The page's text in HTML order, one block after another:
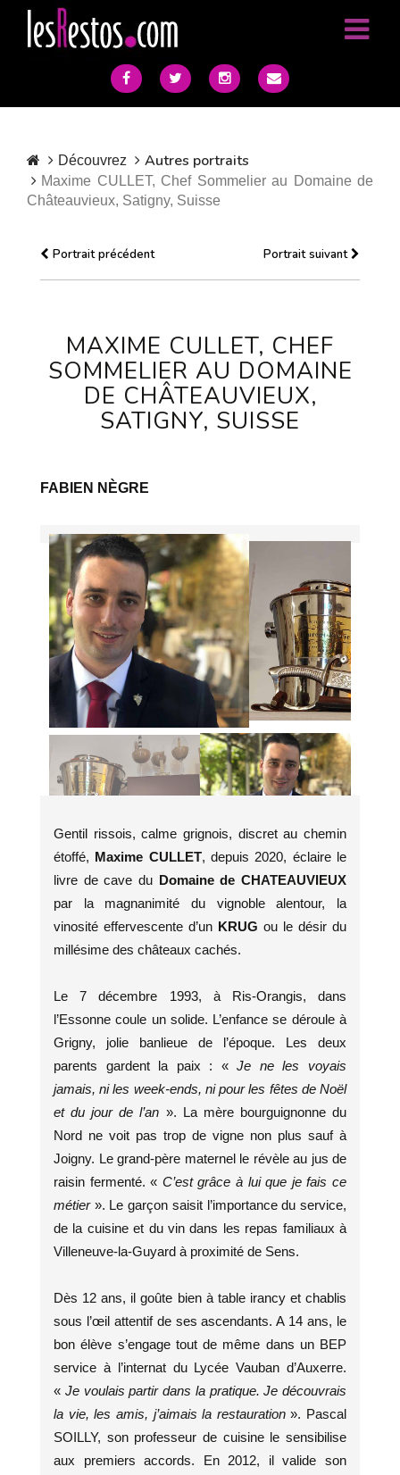
Découvrez Autres portraits
Maxime CULLET, Chef Sommelier au Domaine de
Châteauvieux, Satigny, Suisse
Portrait précédent Portrait suivant
MAXIME CULLET, CHEF
SOMMELIER AU DOMAINE
DE CHÂTEAUVIEUX,
SATIGNY, SUISSE
FABIEN NÈGRE
Gentil rissois, calme grignois, discret au chemin
étoffé, Maxime CULLET, depuis 2020, éclaire le
livre de cave du Domaine de CHATEAUVIEUX
par la magnanimité du vignoble alentour, la
vinosité effervescente d’un KRUG ou le désir du
millésime des châteaux cachés.
Le 7 décembre 1993, à Ris-Orangis, dans
l’Essonne coule un solide. L’enfance se déroule à
Grigny, jolie banlieue de l’époque. Les deux
parents gardent la paix : «Je ne les voyais
jamais, ni les week-ends, ni pour les fêtes de Noël
et du jour de l’an ». La mère bourguignonne du
Nord ne voit pas trop de vigne non plus sauf à
Joigny. Le grand-père maternel le révèle au jus de
raisin fermenté. « C’est grâce à lui que je fais ce
métier ». Le garçon saisit l’importance du service,
de la cuisine et du vin dans les repas familiaux à
Villeneuve-la-Guyard à proximité de Sens.
Dès 12 ans, il goûte bien à table irancy et chablis
sous l’œil attentif de ses ascendants. A 14 ans, le
bon élève s’engage tout de même dans un BEP
service à l’internat du Lycée Vauban d’Auxerre.
« Je voulais partir dans la pratique. Je découvrais
la vie, les amis, j’aimais la restauration». Pascal
SOILLY, son professeur de cuisine le sensibilise
aux premiers accords. En 2012, il valide son